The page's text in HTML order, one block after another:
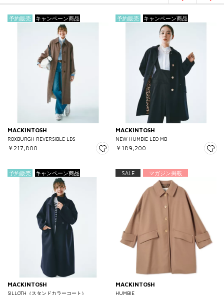
予約販売 キャンペーン商品
MACKINTOSH
ROXBURGH REVERSIBLE LDS
￥217,800
予約販売 キャンペーン商品
MACKINTOSH
NEW HUMBIE LEO MB
￥189,200
予約販売 キャンペーン商品
MACKINTOSH
SILLOTH（スタンドカラーコート）
SALE マガジン掲載
MACKINTOSH
HUMBIE